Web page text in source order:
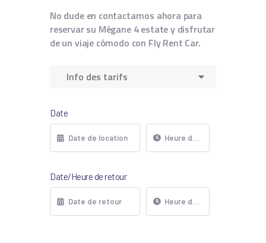
No dude en contactarnos ahora para
reservar su Mégane 4 estate y disfrutar
de un viaje cómodo con Fly Rent Car.
Info des tarifs
Date
Date/Heure de retour